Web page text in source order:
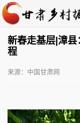
新春走基层|漳
程
来源：中国甘肃网